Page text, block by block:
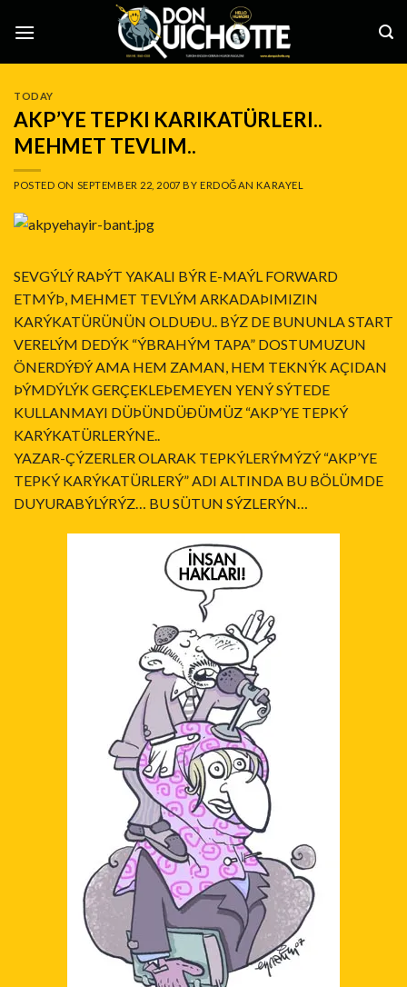
TODAY
AKP’YE TEPKI KARIKATÜRLERI..
MEHMET TEVLIM..
POSTED ON SEPTEMBER 22, 2007 BY ERDOĞAN KARAYEL
SEVGÝLÝ RAÞÝT YAKALI BÝR E-MAÝL FORWARD
ETMÝÞ, MEHMET TEVLÝM ARKADAÞIMIZIN
KARÝKATÜRÜNÜN OLDUÐU.. BÝZ DE BUNUNLA START
VERELÝM DEDÝK “ÝBRAHÝM TAPA” DOSTUMUZUN
ÖNERDÝÐÝ AMA HEM ZAMAN, HEM TEKNÝK AÇIDAN
ÞÝMDÝLÝK GERÇEKLEÞEMEYEN YENÝ SÝTEDE
KULLANMAYI DÜÞÜNDÜÐÜMÜZ “AKP’YE TEPKÝ
KARÝKATÜRLERÝNE..
YAZAR-ÇÝZERLER OLARAK TEPKÝLERÝMÝZÝ “AKP’YE
TEPKÝ KARÝKATÜRLERÝ” ADI ALTINDA BU BÖLÜMDE
DUYURABÝLÝRÝZ… BU SÜTUN SÝZLERÝN…